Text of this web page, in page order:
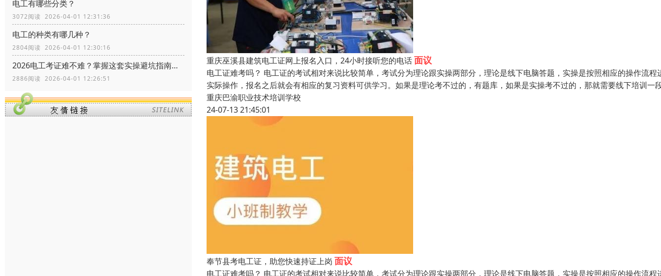
电工有哪些分类？
3072阅读 2026-04-01 12:31:36
电工的种类有哪几种？
2804阅读 2026-04-01 12:30:16
2026电工考证难不难？掌握这套实操避坑指南，拿证快人一步
2886阅读 2026-04-01 12:26:51
重庆巫溪县建筑电工证网上报名入口，24小时接听您的电话面议
电工证难考吗？ 电工证的考试相对来说比较简单，考试分为理论跟实操两部分，理论是线下电脑答题，实操是按照相应的操作流程
实际操作，报名之后就会有相应的复习资料可供学习。如果是理论考不过的，有题库，如果是实操考不过的，那就需要线下培训一
重庆巴渝职业技术培训学校
24-07-13 21:45:01
奉节县考电工证，助您快速持证上岗 面议
电工证难考吗？ 电工证的考试相对来说比较简单，考试分为理论跟实操两部分，理论是线下电脑答题，实操是按照相应的操作流程